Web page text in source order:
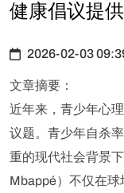
健康倡议提
2026-02-03
文章摘要：
近年来，青少年心
议题。青少年自杀
重的现代社会背景
Mbappé）不仅在